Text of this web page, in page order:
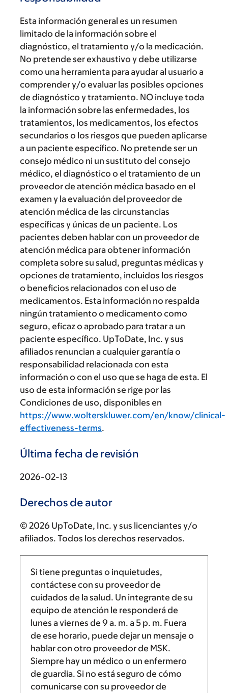
Esta información general es un resumen
limitado de la información sobre el
diagnóstico, el tratamiento y/o la medicación.
No pretende ser exhaustivo y debe utilizarse
como una herramienta para ayudar al usuario a
comprender y/o evaluar las posibles opciones
de diagnóstico y tratamiento. NO incluye toda
la información sobre las enfermedades, los
tratamientos, los medicamentos, los efectos
secundarios o los riesgos que pueden aplicarse
a un paciente específico. No pretende ser un
consejo médico ni un sustituto del consejo
médico, el diagnóstico o el tratamiento de un
proveedor de atención médica basado en el
examen y la evaluación del proveedor de
atención médica de las circunstancias
específicas y únicas de un paciente. Los
pacientes deben hablar con un proveedor de
atención médica para obtener información
completa sobre su salud, preguntas médicas y
opciones de tratamiento, incluidos los riesgos
o beneficios relacionados con el uso de
medicamentos. Esta información no respalda
ningún tratamiento o medicamento como
seguro, eficaz o aprobado para tratar a un
paciente específico. UpToDate, Inc. y sus
afiliados renuncian a cualquier garantía o
responsabilidad relacionada con esta
información o con el uso que se haga de esta. El
uso de esta información se rige por las
Condiciones de uso, disponibles en
https://www.wolterskluwer.com/en/know/clinical-
effectiveness-terms.
Última fecha de revisión
2026-02-13
Derechos de autor
© 2026 UpToDate, Inc. y sus licenciantes y/o
afiliados. Todos los derechos reservados.
Si tiene preguntas o inquietudes,
contáctese con su proveedor de
cuidados de la salud. Un integrante de su
equipo de atención le responderá de
lunes a viernes de 9 a. m. a5 p. m. Fuera
de ese horario, puede dejar un mensaje o
hablar con otro proveedor de MSK.
Siempre hay un médico o un enfermero
de guardia. Si no está seguro de cómo
comunicarse con su proveedor de